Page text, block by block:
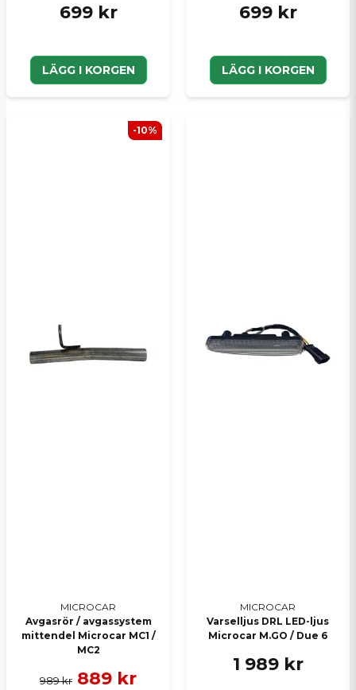
699 kr
LÄGG I KORGEN
699 kr
LÄGG I KORGEN
MICROCAR
Avgasrör / avgassystem
mittendel Microcar MC1 /
MC2
989 kr 889 kr
-10%
MICROCAR
Varselljus DRL LED-ljus
Microcar M.GO / Due 6
1 989 kr